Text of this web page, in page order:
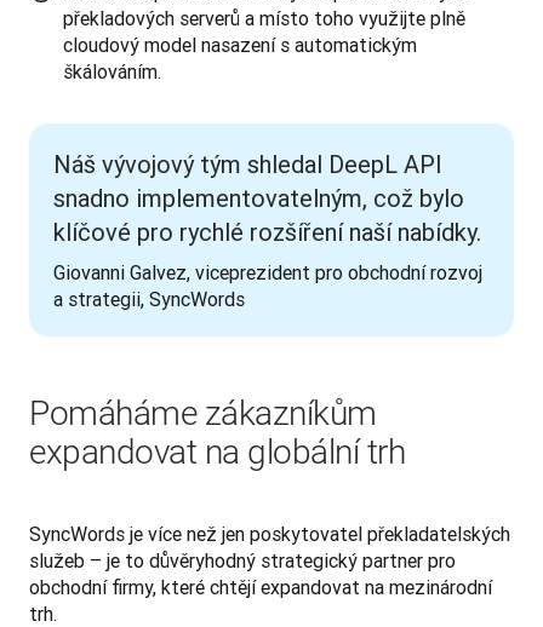
překladových serverů a místo toho využijte plně
cloudový model nasazení s automatickým
škálováním.
Náš vývojový tým shledal DeepL API
snadno implementovatelným, což bylo
klíčové pro rychlé rozšíření naší nabídky.
Giovanni Galvez, viceprezident pro obchodní rozvoj
a strategii, SyncWords
Pomáháme zákazníkům
expandovat na globální trh
SyncWords je více než jen poskytovatel překladatelských
služeb – je to důvěryhodný strategický partner pro
obchodní firmy, které chtějí expandovat na mezinárodní
trh.